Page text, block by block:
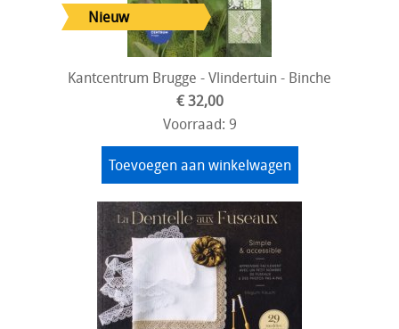
Kantcentrum Brugge - Vlindertuin - Binche
€ 32,00
Voorraad: 9
Toevoegen aan winkelwagen